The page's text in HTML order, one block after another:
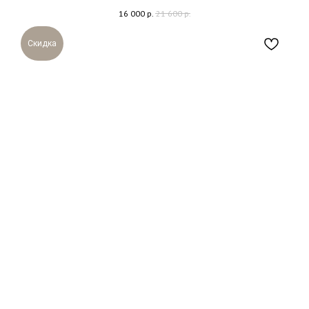
16 000 р. 21 600 р.
Скидка